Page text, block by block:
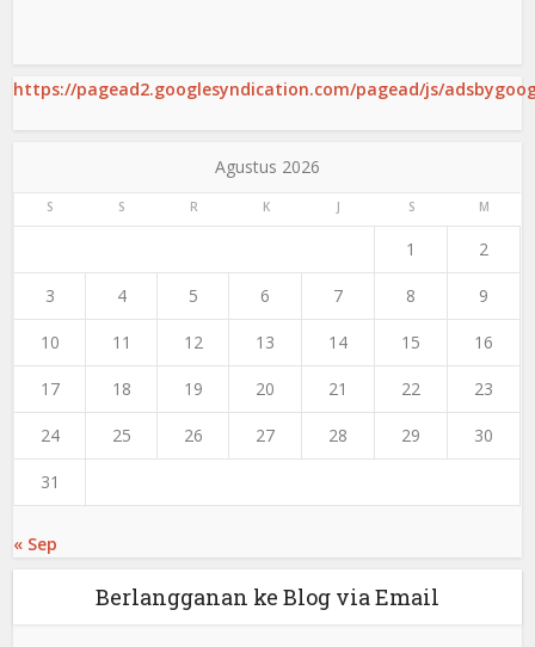
https://pagead2.googlesyndication.com/pagead/js/
Agustus 2026
S S R K J S M
1 2
3 4 5 6 7 8 9
10 11 12 13 14 15 16
17 18 19 20 21 22 23
24 25 26 27 28 29 30
31
« Sep
Berlangganan ke Blog via Email